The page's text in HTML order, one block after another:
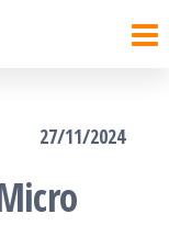
27/11/2024